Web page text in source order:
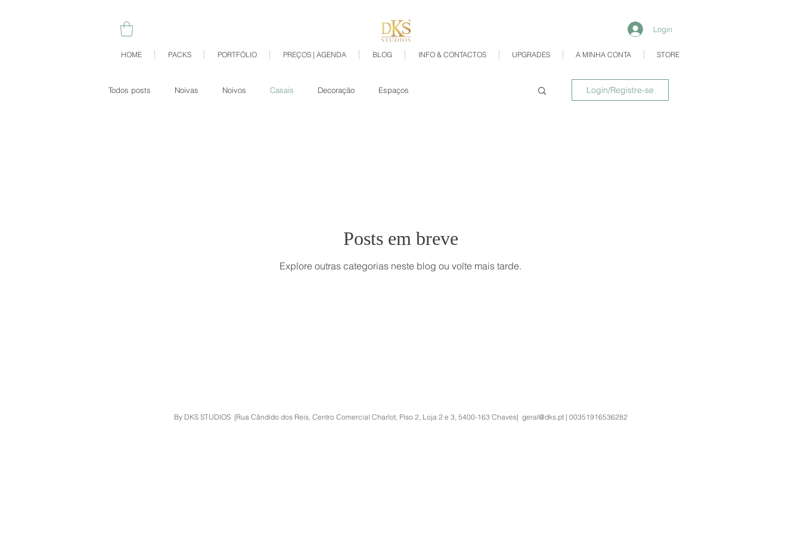
Login
HOME PACKS PORTFÓLIO PREÇOS | AGENDA BLOG INFO & CONTACTOS UPGRADES A MINHA CONTA STORE
Todos posts Noivas Noivos Casais Decoração Espaços Login/Registre-se
Posts em breve
Explore outras categorias neste blog ou volte mais tarde.
By DKS STUDIOS |Rua Cândido dos Reis, Centro Comercial Charlot, Piso 2, Loja 2 e 3, 5400-163 Chaves| geral@dks.pt| 00351916536282